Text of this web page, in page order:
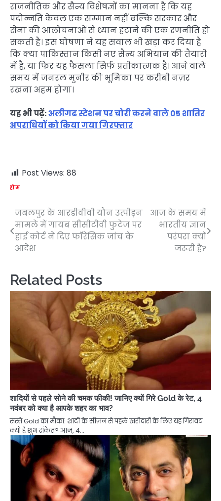
राजनीतिक और सैन्य विशेषज्ञों का मानना है कि यह
पदोन्नति केवल एक सम्मान नहीं बल्कि सरकार और
सेना की आलोचनाओं से ध्यान हटाने की एक रणनीति हो
सकती है। इस घोषणा ने यह सवाल भी खड़ा कर दिया है
कि क्या पाकिस्तान किसी नए सैन्य अभियान की तैयारी
में है, या फिर यह फैसला सिर्फ प्रतीकात्मक है। आने वाले
समय में जनरल मुनीर की भूमिका पर करीबी नज़र
रखना अहम होगा।
यह भी पढ़ें:अलीगढ स्टेशन पर चोरी करने वाले 05 शातिर
अपराधियों को किया गया गिरफ्तार
Post Views: 88
होम
Post
navigation
जबलपुर के आरडीवीवी यौन उत्पीड़न
मामले में गायब सीसीटीवी फुटेज पर
हाई कोर्ट ने दिए फॉरेंसिक जांच के
आदेश
आज के समय में
भारतीय ज्ञान
परंपरा क्यों
जरूरी है?
Related Posts
शादियों से पहले सोने की चमक फीकी! जानिए क्यों गिरे Gold के रेट, 4
नवंबर को क्या है आपके शहर का भाव?
सस्ते Gold का मौका: शादी के सीज़न से पहले खरीदारों के लिए यह गिरावट
क्यों है शुभ संकेत? आज, 4…